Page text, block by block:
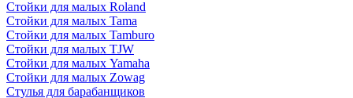
Стойки для малых Roland
Стойки для малых Tama
Стойки для малых Tamburo
Стойки для малых TJW
Стойки для малых Yamaha
Стойки для малых Zowag
Стулья для барабанщиков